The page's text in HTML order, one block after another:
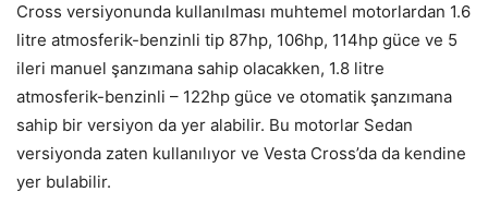
Cross versiyonunda kullanılması muhtemel motorlardan 1.6
litre atmosferik-benzinli tip 87hp, 106hp, 114hp güce ve 5
ileri manuel şanzımana sahip olacakken, 1.8 litre
atmosferik-benzinli – 122hp güce ve otomatik şanzımana
sahip bir versiyon da yer alabilir. Bu motorlar Sedan
versiyonda zaten kullanılıyor ve Vesta Cross’da da kendine
yer bulabilir.